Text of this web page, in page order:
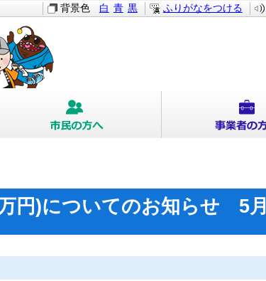
背景色 白 青 黒 ふりがなをつける
円)についてのお知らせ 5